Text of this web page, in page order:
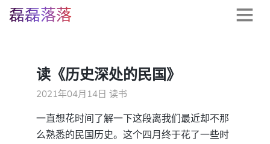
磊磊落落
读《历史深处的民国》
2021年04月14日 读书
一直想花时间了解一下这段离我们最近却不那
么熟悉的民国历史。这个四月终于花了一些时